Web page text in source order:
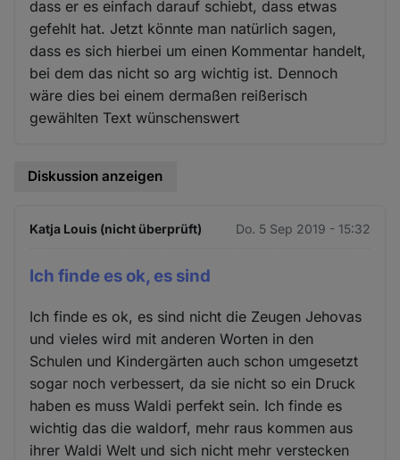
dass er es einfach darauf schiebt, dass etwas
gefehlt hat. Jetzt könnte man natürlich sagen,
dass es sich hierbei um einen Kommentar handelt,
bei dem das nicht so arg wichtig ist. Dennoch
wäre dies bei einem dermaßen reißerisch
gewählten Text wünschenswert
Diskussion anzeigen
Katja Louis (nicht überprüft) Do. 5 Sep 2019 - 15:32
Ich finde es ok, es sind
Ich finde es ok, es sind nicht die Zeugen Jehovas
und vieles wird mit anderen Worten in den
Schulen und Kindergärten auch schon umgesetzt
sogar noch verbessert, da sie nicht so ein Druck
haben es muss Waldi perfekt sein. Ich finde es
wichtig das die waldorf, mehr raus kommen aus
ihrer Waldi Welt und sich nicht mehr verstecken